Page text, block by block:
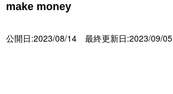
make money
公開日:2023/08/14 最終更新日:2023/09/05